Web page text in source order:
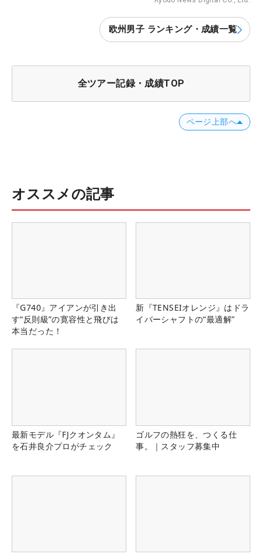
欧州男子 ランキング・成績一覧
全ツアー記録・成績TOP
ページ上部へ
オススメの記事
『G740』アイアンが引き出
す“反則級”の寛容性と飛びは
本当だった！
新『TENSEIオレンジ』はドラ
イバーシャフトの“最適解”
最新モデル『FJクオンタム』
を石井良介プロがチェック
ゴルフの熱狂を、つくる仕
事。｜スタッフ募集中